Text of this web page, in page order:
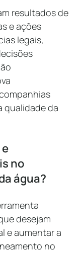
resultados de
e ações
legais,
qualidade da
no
água?
desejam
e aumentar a
no